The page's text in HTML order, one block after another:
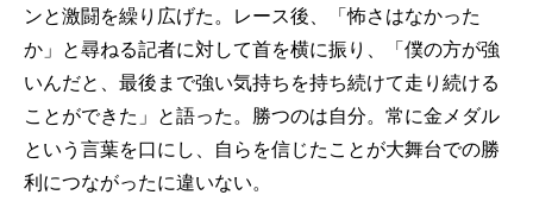
ンと激闘を繰り広げた。レース後、「怖さはなかった
か」と尋ねる記者に対して首を横に振り、「僕の方が強
いんだと、最後まで強い気持ちを持ち続けて走り続ける
ことができた」と語った。勝つのは自分。常に金メダル
という言葉を口にし、自らを信じたことが大舞台での勝
利につながったに違いない。